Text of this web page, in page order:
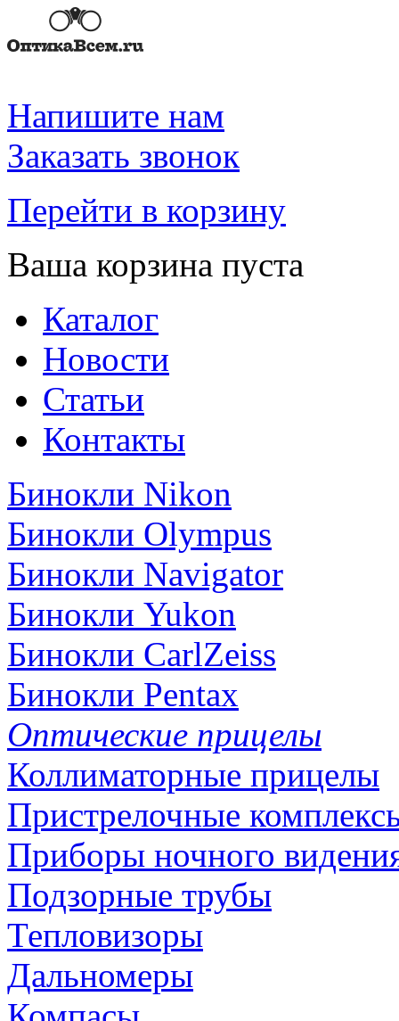
Напишите нам
Заказать звонок
Перейти в корзину
Ваша корзина пуста
Каталог
Новости
Статьи
Контакты
Бинокли Nikon
Бинокли Olympus
Бинокли Navigator
Бинокли Yukon
Бинокли CarlZeiss
Бинокли Pentax
Оптические прицелы
Коллиматорные прицелы
Пристрелочные
Приборы ночного
Подзорные трубы
Тепловизоры
Дальномеры